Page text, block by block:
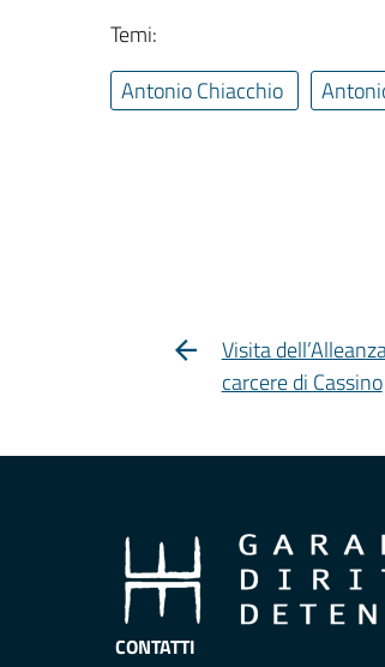
Temi:
Antonio Chiacchio
Visita
carcere di Cassino
CONTATTI